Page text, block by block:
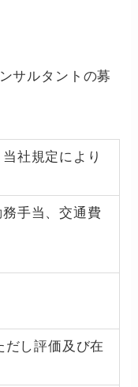
サルタントの募
社規定により
手当、交通費
し評価及び在